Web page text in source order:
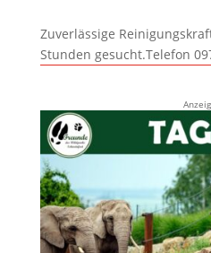
Zuverlässige
Stunden gesucht.Telefon